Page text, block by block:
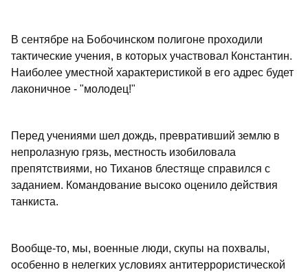
В сентябре на Бобочинском полигоне проходили
тактические учения, в которых участвовал Константин.
Наиболее уместной характеристикой в его адрес будет
лаконичное - "молодец!"
Перед учениями шел дождь, превративший землю в
непролазную грязь, местность изобиловала
препятствиями, но Тиханов блестяще справился с
заданием. Командование высоко оценило действия
танкиста.
Вообще-то, мы, военные люди, скупы на похвалы,
особенно в нелегких условиях антитеррористической